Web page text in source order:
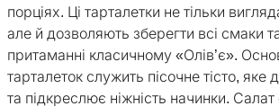
порціях. Ці тарталетки не тільки
але й дозволяють зберегти всі смаки
притаманні класичному «Олів’є».
тарталеток служить пісочне тісто, яке
та підкреслює ніжність начинки. Салат